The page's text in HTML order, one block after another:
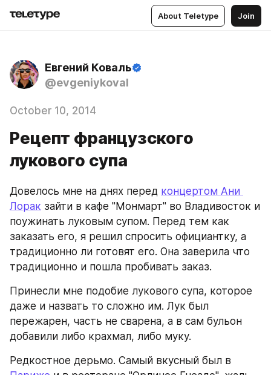
About Teletype Join
Евгений Коваль
@evgeniykoval
October 10, 2014
Рецепт французского
лукового супа
Довелось мне на днях перед концертом Ани
Лорак зайти в кафе "Монмарт" во Владивосток и
поужинать луковым супом. Перед тем как
заказать его, я решил спросить официантку, а
традиционно ли готовят его. Она заверила что
традиционно и пошла пробивать заказ.
Принесли мне подобие лукового супа, которое
даже и назвать то сложно им. Лук был
пережарен, часть не сварена, а в сам бульон
добавили либо крахмал, либо муку.